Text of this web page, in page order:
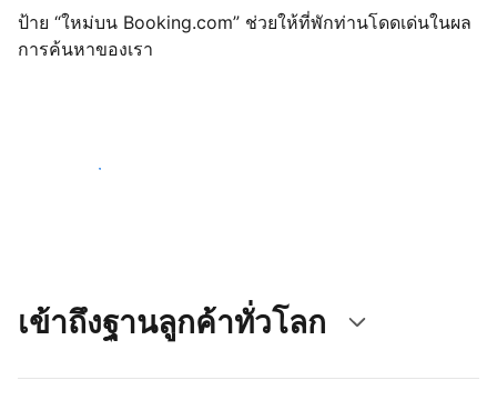
ป้าย “ใหม่บน Booking.com” ช่วยให้ที่พักท่านโดดเด่นในผล
การค้นหาของเรา
เริ่มต้นตั้งแต่วันนี้
เข้าถึงฐานลูกค้าทั่วโลก